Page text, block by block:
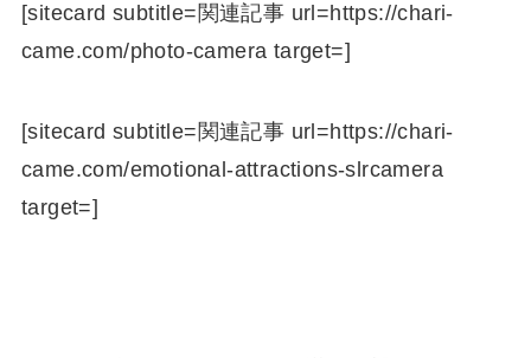
[sitecard subtitle=関連記事 url=https://chari-
came.com/photo-camera target=]
[sitecard subtitle=関連記事 url=https://chari-
came.com/emotional-attractions-slrcamera
target=]